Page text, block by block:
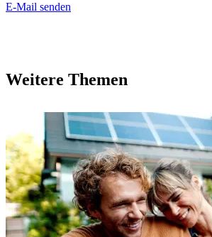
E-Mail senden
Weitere Themen